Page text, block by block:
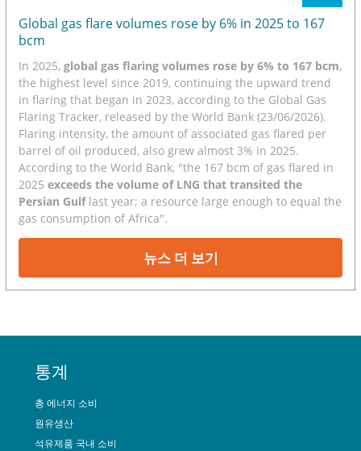
Global gas flare volumes rose by 6% in 2025 to 167
bcm
In 2025, global gas flaring volumes rose by 6% to 167 bcm,
the highest level since 2019, continuing the upward trend
in flaring that began in 2023, according to the Global Gas
Flaring Tracker, released by the World Bank (23/06/2026).
Flaring intensity, the amount of associated gas flared per
barrel of oil produced, also grew almost 3% in 2025.
According to the World Bank, "the 167 bcm of gas flared in
2025 exceeds the volume of LNG that transited the
Persian Gulflast year; a resource large enough to equal the
gas consumption of Africa".
뉴스 더 보기
통계
총 에너지 소비
원유생산
석유제품 국내 소비